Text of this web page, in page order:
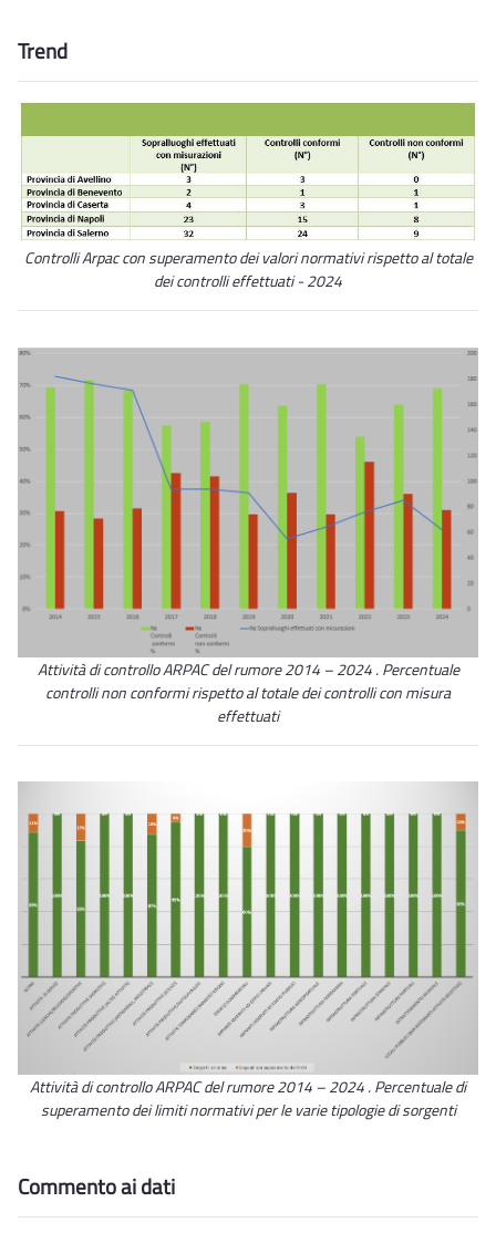
Trend
Controlli Arpac con superamento dei valori normativi rispetto al totale
dei controlli effettuati - 2024
Attività di controllo ARPAC del rumore 2014 – 2024 . Percentuale
controlli non conformi rispetto al totale dei controlli con misura
effettuati
Attività di controllo ARPAC del rumore 2014 – 2024 . Percentuale di
superamento dei limiti normativi per le varie tipologie di sorgenti
Commento ai dati